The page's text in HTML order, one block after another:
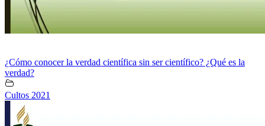
¿Cómo conocer la verdad científica sin ser científico? ¿Qué es la
verdad?
Cultos 2021